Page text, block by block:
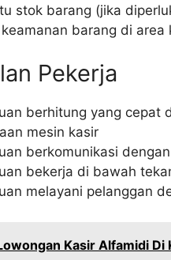
stok barang (jika
barang di area
Pekerja
berhitung yang cepat
mesin kasir
berkomunikasi
bekerja di bawah
melayani pelanggan
Kasir Alfamidi